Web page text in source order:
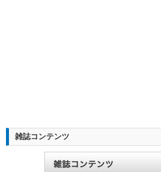
雑誌コンテンツ